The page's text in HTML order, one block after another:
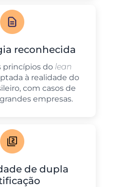
reconhecida
princípios do lean
à realidade do
com casos de
empresas.
de dupla